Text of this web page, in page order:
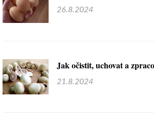
26.8.2024
Jak očistit, uchovat a
21.8.2024